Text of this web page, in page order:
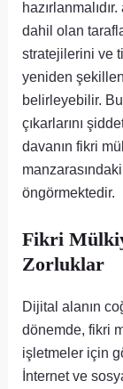
dahil olan
stratejilerini ve
yeniden
belirleyebilir.
çıkarlarını
davanın fikri
öngörmektedir.
Fikri
Zorluklar
Dijital alanın
dönemde, fikri
işletmeler için
İnternet ve